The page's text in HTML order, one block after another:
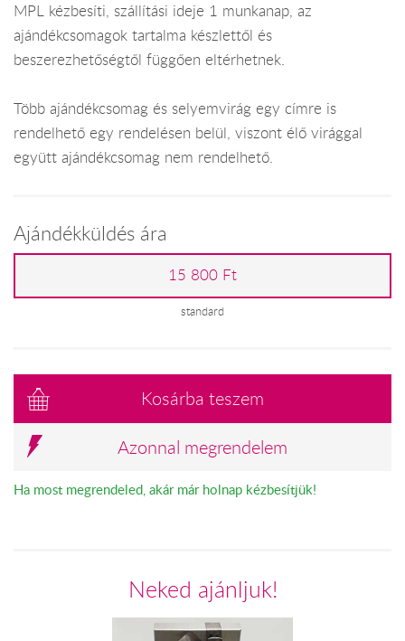
MPL kézbesíti, szállítási ideje 1 munkanap, az
ajándékcsomagok tartalma készlettől és
beszerezhetőségtől függően eltérhetnek.
Több ajándékcsomag és selyemvirág egy címre is
rendelhető egy rendelésen belül, viszont élő virággal
együtt ajándékcsomag nem rendelhető.
Ajándékküldés ára
15 800 Ft
standard
Kosárba teszem
Azonnal megrendelem
Ha most megrendeled, akár már holnap kézbesítjük!
Neked ajánljuk!